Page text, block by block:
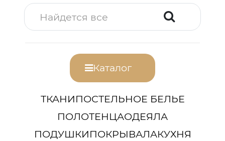
Каталог
ТКАНИПОСТЕЛЬНОЕ БЕЛЬЕ
ПОЛОТЕНЦАОДЕЯЛА
ПОДУШКИПОКРЫВАЛАКУХНЯ